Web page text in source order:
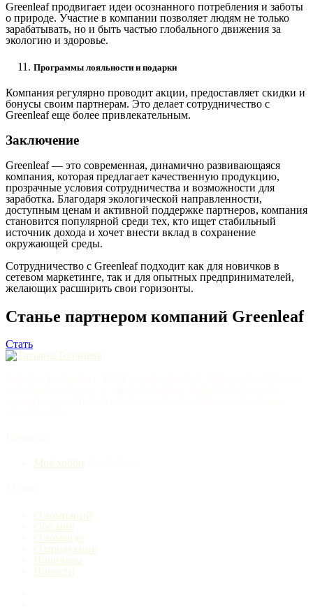
Greenleaf продвигает идеи осознанного потребления и заботы
о природе. Участие в компании позволяет людям не только
зарабатывать, но и быть частью глобального движения за
экологию и здоровье.
Программы лояльности и подарки
Компания регулярно проводит акции, предоставляет скидки и
бонусы своим партнерам. Это делает сотрудничество с
Greenleaf еще более привлекательным.
Заключение
Greenleaf — это современная, динамично развивающаяся
компания, которая предлагает качественную продукцию,
прозрачные условия сотрудничества и возможности для
заработка. Благодаря экологической направленности,
доступным ценам и активной поддержке партнеров, компания
становится популярной среди тех, кто ищет стабильный
источник дохода и хочет внести вклад в сохранение
окружающей среды.
Сотрудничество с Greenleaf подходит как для новичков в
сетевом маркетинге, так и для опытных предпринимателей,
желающих расширить свои горизонты.
Станье партнером компаний Greenleaf
Стать
Моё хобби
О компаний
Обо мне
О команде
О продукции
Новичкам
Новости